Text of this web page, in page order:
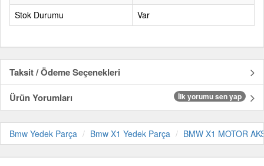
Stok Durumu
Var
Taksit / Ödeme Seçenekleri
Ürün Yorumları
İlk yorumu sen yap
Bmw Yedek Parça Bmw X1 Yedek Parça BMW X1 MOTOR